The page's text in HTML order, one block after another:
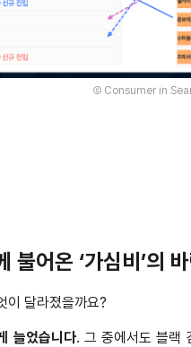
Ⓒ Consumer in
불어온 ‘가심비 ’의
이 달라졌을까요?
늘었습니다. 그 중에서도 블랙